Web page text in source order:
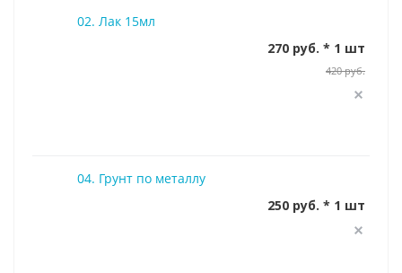
02. Лак 15мл
270 руб. * 1 шт
420 руб.
04. Грунт по металлу
250 руб. * 1 шт